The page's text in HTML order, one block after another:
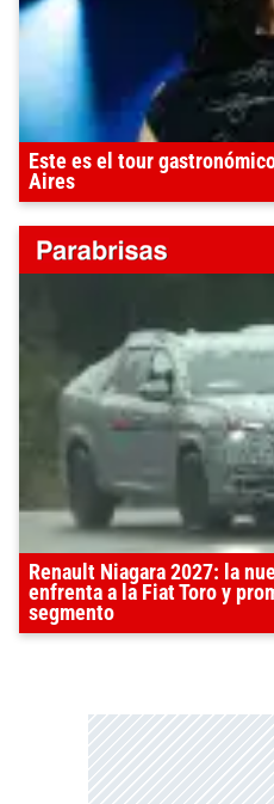
Este es el tour
Aires
Renault Niagara 2027: la
enfrenta a la Fiat Toro y
segmento